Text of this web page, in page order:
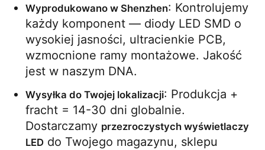
Wyprodukowano w Shenzhen: Kontrolujemy
każdy komponent — diody LED SMD o
wysokiej jasności, ultracienkie PCB,
wzmocnione ramy montażowe. Jakość
jest w naszym DNA.
Wysyłka do Twojej lokalizacji: Produkcja +
fracht = 14-30 dni globalnie.
Dostarczamy przezroczystych wyświetlaczy
LED do Twojego magazynu, sklepu